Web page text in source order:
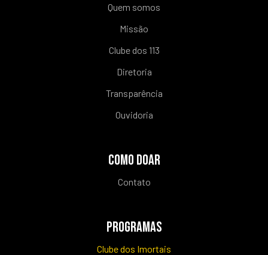
Quem somos
Missão
Clube dos 113
Diretoria
Transparência
Ouvidoria
COMO DOAR
Contato
PROGRAMAS
Clube dos Imortais